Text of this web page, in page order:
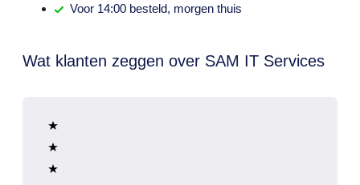
Voor 14:00 besteld, morgen thuis
Wat klanten zeggen over SAM IT Services